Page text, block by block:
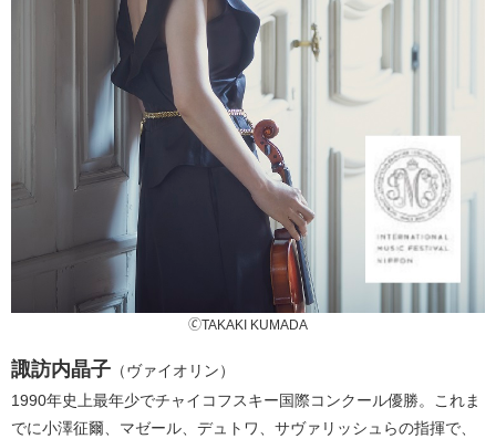
🄫TAKAKI KUMADA
諏訪内晶子 （ヴァイオリン）
1990年史上最年少でチャイコフスキー国際コンクール優勝。これま
でに小澤征爾、マゼール、デュトワ、サヴァリッシュらの指揮で、